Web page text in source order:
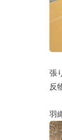
張
反
羽